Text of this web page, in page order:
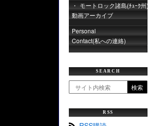
モートロック諸島(ﾁｭｰｸ州)
動画アーカイブ
Personal
Contact(私への連絡)
SEARCH
検索
RSS